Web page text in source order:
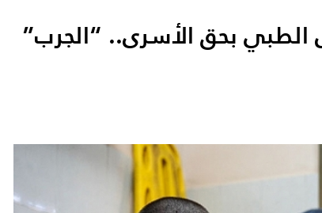
الطبي بحق الأسرى.. “الجرب”